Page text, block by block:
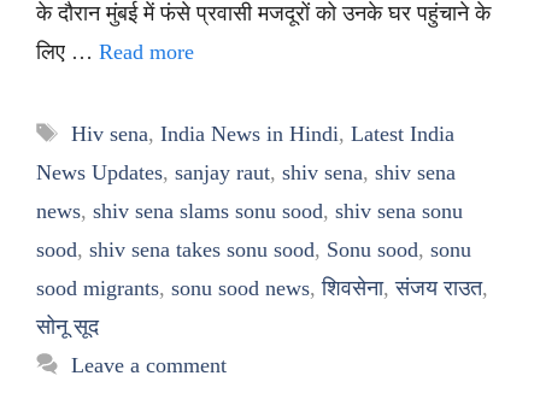
के दौरान मुंबई में फंसे प्रवासी मजदूरों को उनके घर पहुंचाने के
लिए … Read more
Tags
Hiv sena, India News in Hindi, Latest India
News Updates, sanjay raut, shiv sena, shiv sena
news, shiv sena slams sonu sood, shiv sena sonu
sood, shiv sena takes sonu sood, Sonu sood, sonu
sood migrants, sonu sood news,शिवसेना,संजय राउत,
सोनू सूद
Leave a comment